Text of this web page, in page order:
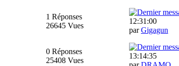
1 Réponses
26645 Vues
12:31:00
parGigagun
0 Réponses
25408 Vues
13:14:35